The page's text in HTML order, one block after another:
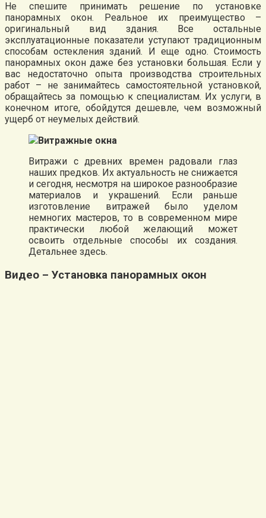
Не спешите принимать решение по установке
панорамных окон. Реальное их преимущество –
оригинальный вид здания. Все остальные
эксплуатационные показатели уступают традиционным
способам остекления зданий. И еще одно. Стоимость
панорамных окон даже без установки большая. Если у
вас недостаточно опыта производства строительных
работ – не занимайтесь самостоятельной установкой,
обращайтесь за помощью к специалистам. Их услуги, в
конечном итоге, обойдутся дешевле, чем возможный
ущерб от неумелых действий.
Витражные окна
Витражи с древних времен радовали глаз
наших предков. Их актуальность не снижается
и сегодня, несмотря на широкое разнообразие
материалов и украшений. Если раньше
изготовление витражей было уделом
немногих мастеров, то в современном мире
практически любой желающий может
освоить отдельные способы их создания.
Детальнее здесь.
Видео – Установка панорамных окон